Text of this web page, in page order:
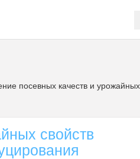
посевных качеств и
свойств